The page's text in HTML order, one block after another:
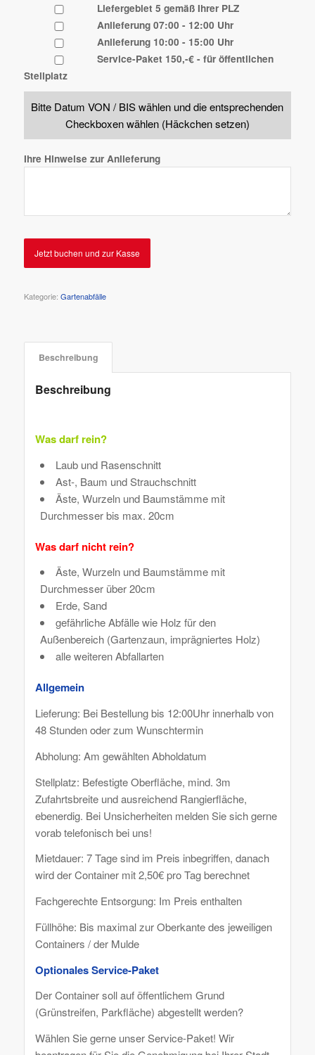
Liefergebiet 5 gemäß Ihrer PLZ
Anlieferung 07:00 - 12:00 Uhr
Anlieferung 10:00 - 15:00 Uhr
Service-Paket 150,-€ - für öffentlichen
Stellplatz
Bitte Datum VON / BIS wählen und die entsprechenden
Checkboxen wählen (Häckchen setzen)
Ihre Hinweise zur Anlieferung
Jetzt buchen und zur Kasse
Kategorie: Gartenabfälle
Beschreibung
Beschreibung
Was darf rein?
Laub und Rasenschnitt
Ast-, Baum und Strauchschnitt
Äste, Wurzeln und Baumstämme mit
Durchmesser bis max. 20cm
Was darf nicht rein?
Äste, Wurzeln und Baumstämme mit
Durchmesser über 20cm
Erde, Sand
gefährliche Abfälle wie Holz für den
Außenbereich (Gartenzaun, imprägniertes Holz)
alle weiteren Abfallarten
Allgemein
Lieferung: Bei Bestellung bis 12:00Uhr innerhalb von
48 Stunden oder zum Wunschtermin
Abholung: Am gewählten Abholdatum
Stellplatz: Befestigte Oberfläche, mind. 3m
Zufahrtsbreite und ausreichend Rangierfläche,
ebenerdig. Bei Unsicherheiten melden Sie sich gerne
vorab telefonisch bei uns!
Mietdauer: 7 Tage sind im Preis inbegriffen, danach
wird der Container mit 2,50€ pro Tag berechnet
Fachgerechte Entsorgung: Im Preis enthalten
Füllhöhe: Bis maximal zur Oberkante des jeweiligen
Containers / der Mulde
Optionales Service-Paket
Der Container soll auf öffentlichem Grund
(Grünstreifen, Parkfläche) abgestellt werden?
Wählen Sie gerne unser Service-Paket! Wir